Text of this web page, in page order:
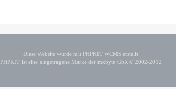
Diese Website wurde mit PHPKIT WCMS erstellt
PHPKIT ist eine eingetragene Marke der mxbyte GbR © 2002-2012